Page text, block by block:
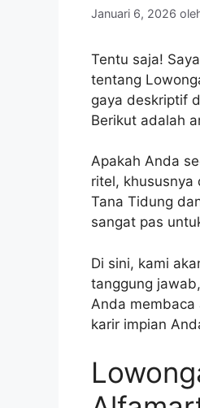
Januari 6, 2026
Tentu saja!
tentang
gaya deskriptif
Berikut adalah
Apakah Anda
ritel, khususnya
Tana Tidung
sangat pas
Di sini, kami
tanggung
Anda
karir impian